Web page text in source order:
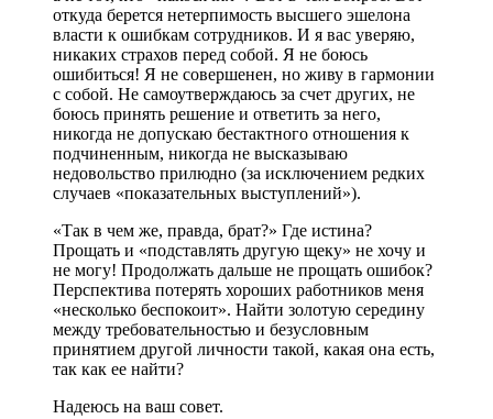
откуда берется нетерпимость высшего эшелона
власти к ошибкам сотрудников. И я вас уверяю,
никаких страхов перед собой. Я не боюсь
ошибиться! Я не совершенен, но живу в гармонии
с собой. Не самоутверждаюсь за счет других, не
боюсь принять решение и ответить за него,
никогда не допускаю бестактного отношения к
подчиненным, никогда не высказываю
недовольство прилюдно (за исключением редких
случаев «показательных выступлений»).
«Так в чем же, правда, брат?» Где истина?
Прощать и «подставлять другую щеку» не хочу и
не могу! Продолжать дальше не прощать ошибок?
Перспектива потерять хороших работников меня
«несколько беспокоит». Найти золотую середину
между требовательностью и безусловным
принятием другой личности такой, какая она есть,
так как ее найти?
Надеюсь на ваш совет.